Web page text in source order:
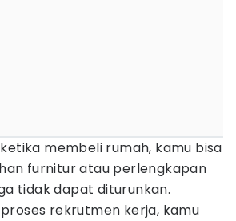
membeli rumah, kamu bisa
furnitur atau perlengkapan
tidak dapat diturunkan.
rekrutmen kerja, kamu